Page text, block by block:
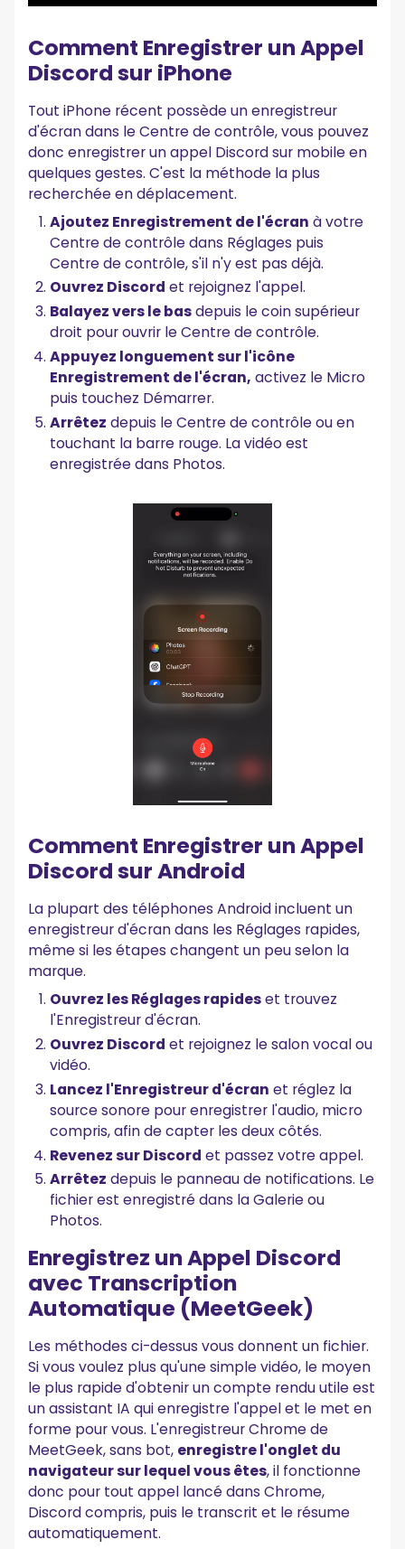
Comment Enregistrer un Appel
Discord sur iPhone
Tout iPhone récent possède un enregistreur
d'écran dans le Centre de contrôle, vous pouvez
donc enregistrer un appel Discord sur mobile en
quelques gestes. C'est la méthode la plus
recherchée en déplacement.
Ajoutez Enregistrement de l'écran à votre
Centre de contrôle dans Réglages puis
Centre de contrôle, s'il n'y est pas déjà.
Ouvrez Discord et rejoignez l'appel.
Balayez vers le basdepuis le coin supérieur
droit pour ouvrir le Centre de contrôle.
Appuyez longuement sur l'icône
Enregistrement de l'écran, activez le Micro
puis touchez Démarrer.
Arrêtez depuis le Centre de contrôle ou en
touchant la barre rouge. La vidéo est
enregistrée dans Photos.
Comment Enregistrer un Appel
Discord sur Android
La plupart des téléphones Android incluent un
enregistreur d'écran dans les Réglages rapides,
même si les étapes changent un peu selon la
marque.
Ouvrez les Réglages rapideset trouvez
l'Enregistreur d'écran.
Ouvrez Discord et rejoignez le salon vocal ou
vidéo.
Lancez l'Enregistreur d'écran et réglez la
source sonore pour enregistrer l'audio, micro
compris, afin de capter les deux côtés.
Revenez sur Discord et passez votre appel.
Arrêtez depuis le panneau de notifications. Le
fichier est enregistré dans la Galerie ou
Photos.
Enregistrez un Appel Discord
avec Transcription
Automatique (MeetGeek)
Les méthodes ci-dessus vous donnent un fichier.
Si vous voulez plus qu'une simple vidéo, le moyen
le plus rapide d'obtenir un compte rendu utile est
un assistant IA qui enregistre l'appel et le met en
forme pour vous. L'enregistreur Chrome de
MeetGeek, sans bot, enregistre l'onglet du
navigateur sur lequel vous êtes, il fonctionne
donc pour tout appel lancé dans Chrome,
Discord compris, puis le transcrit et le résume
automatiquement.